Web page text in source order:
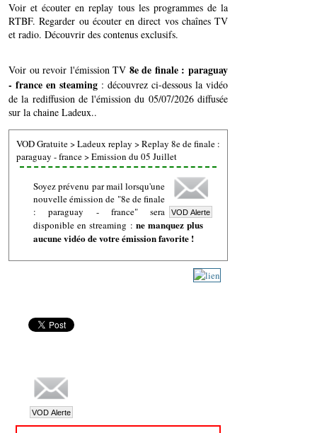
Voir et écouter en replay tous les programmes de la
RTBF. Regarder ou écouter en direct vos chaînes TV
et radio. Découvrir des contenus exclusifs.
Voir ou revoir l'émission TV 8e de finale : paraguay
- france en steaming : découvrez ci-dessous la vidéo
de la rediffusion de l'émission du 05/07/2026 diffusée
sur la chaine Ladeux..
VOD Gratuite>Ladeux replay >Replay 8e de finale :
paraguay - france>Emission du 05 Juillet
Soyez prévenu par mail lorsqu'une
nouvelle émission de "8e de finale
: paraguay - france" sera
disponible en streaming : ne manquez plus
aucune vidéo de votre émission favorite !